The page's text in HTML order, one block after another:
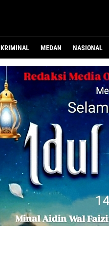
KRIMINAL MEDAN NASIONAL